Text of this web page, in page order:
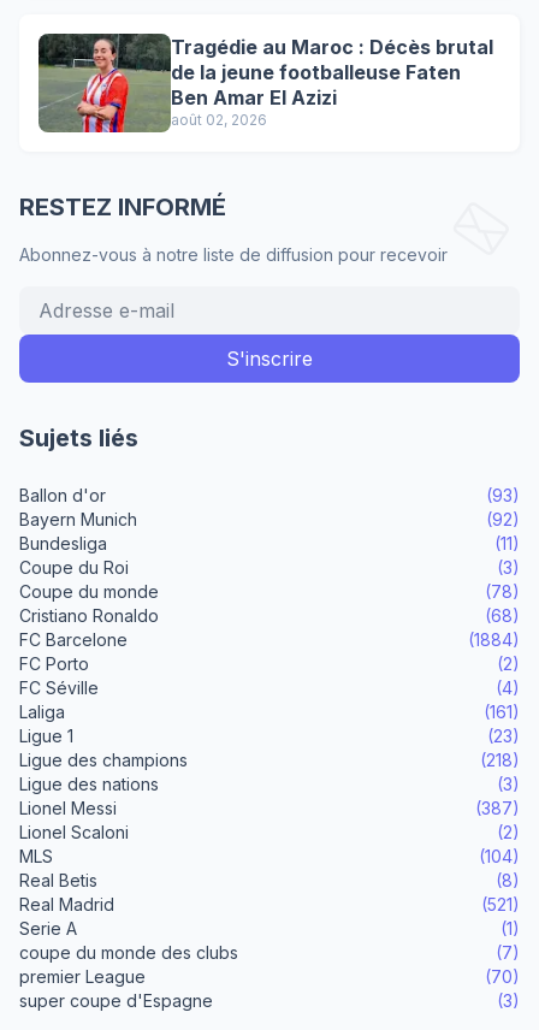
Tragédie au Maroc : Décès brutal
de la jeune footballeuse Faten
Ben Amar El Azizi
août 02, 2026
RESTEZ INFORMÉ
Abonnez-vous à notre liste de diffusion pour recevoir
Sujets liés
Ballon d'or
(93)
Bayern Munich
(92)
Bundesliga
(11)
Coupe du Roi
(3)
Coupe du monde
(78)
Cristiano Ronaldo
(68)
FC Barcelone
(1884)
FC Porto
(2)
FC Séville
(4)
Laliga
(161)
Ligue 1
(23)
Ligue des champions
(218)
Ligue des nations
(3)
Lionel Messi
(387)
Lionel Scaloni
(2)
MLS
(104)
Real Betis
(8)
Real Madrid
(521)
Serie A
(1)
coupe du monde des clubs
(7)
premier League
(70)
super coupe d'Espagne
(3)